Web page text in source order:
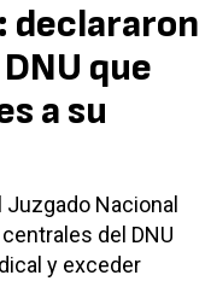
declararon
que
a su
Juzgado Nacional
del DNU
y exceder